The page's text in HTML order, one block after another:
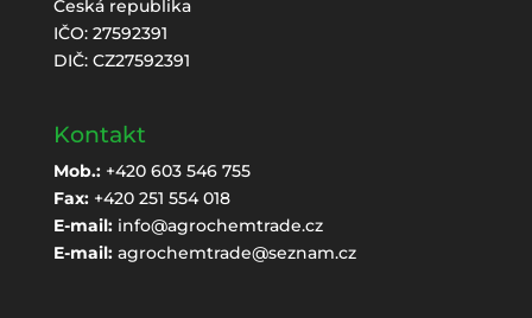
Česká republika
IČO: 27592391
DIČ: CZ27592391
Kontakt
Mob.:+420 603 546 755
Fax:+420 251 554 018
E-mail: info@agrochemtrade.cz
E-mail: agrochemtrade@seznam.cz